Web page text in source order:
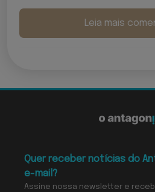
Leia mais
Quer receber notícias do
e-mail?
Assine nossa newsletter e